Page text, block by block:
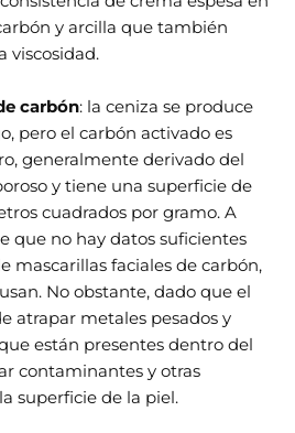
y arcilla que también
viscosidad.
carbón: la ceniza se produce
pero el carbón activado es
generalmente derivado del
y tiene una superficie de
cuadrados por gramo. A
que no hay datos suficientes
mascarillas faciales de carbón,
No obstante, dado que el
atrapar metales pesados ​​y
están presentes dentro del
contaminantes y otras
superficie de la piel.